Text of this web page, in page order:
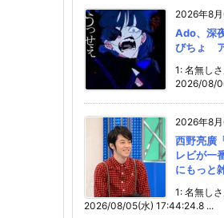
2026年8月
Ado、深
びちょ
1: 名無し
2026/08/
2026年8月
西野亮廣
レビが一
にもっと
1: 名無し
2026/08/05(水) 17:44:24.8 ...